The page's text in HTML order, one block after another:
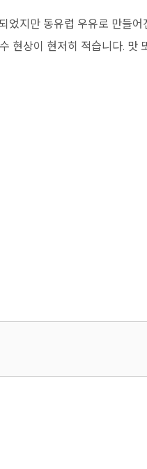
지만 동유럽 우유로 만들
상이 현저히 적습니다. 맛